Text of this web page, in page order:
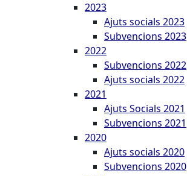
2023
Ajuts socials 2023
Subvencions 2023
2022
Subvencions 2022
Ajuts socials 2022
2021
Ajuts Socials 2021
Subvencions 2021
2020
Ajuts socials 2020
Subvencions 2020